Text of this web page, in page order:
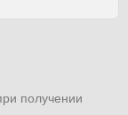
получении